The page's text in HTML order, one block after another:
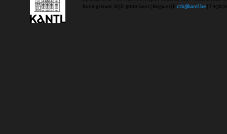
Koningstraat 18 | b-9000 Gent | Belgium | E ctb@kantl.be | T +32